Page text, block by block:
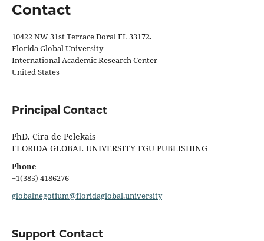
Contact
10422 NW 31st Terrace Doral FL 33172.
Florida Global University
International Academic Research Center
United States
Principal Contact
PhD. Cira de Pelekais
FLORIDA GLOBAL UNIVERSITY FGU PUBLISHING
Phone
+1(385) 4186276
globalnegotium@floridaglobal.university
Support Contact